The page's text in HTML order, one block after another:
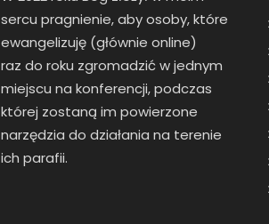
sercu pragnienie, aby osoby, które
ewangelizuję (głównie online)
raz do roku zgromadzić w jednym
miejscu na konferencji, podczas
której zostaną im powierzone
narzędzia do działania na terenie
ich parafii.